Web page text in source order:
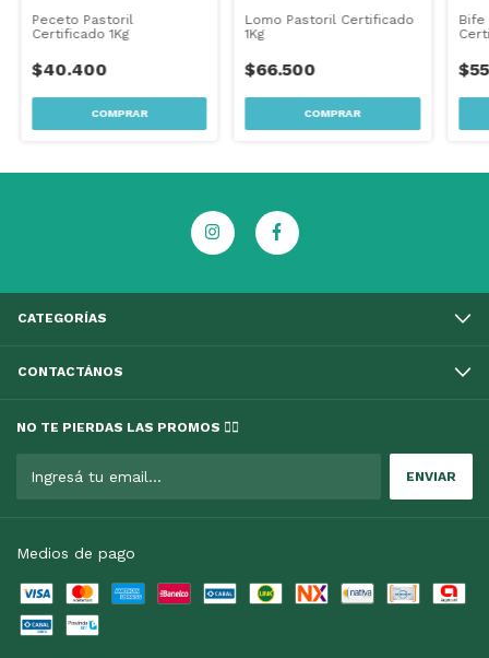
Peceto Pastoril
Certificado 1Kg
$40.400
Lomo Pastoril Certificado
1Kg
$66.500
Bife
CATEGORÍAS
CONTACTÁNOS
NO TE PIERDAS LAS PROMOS 👇🏻
Medios de pago